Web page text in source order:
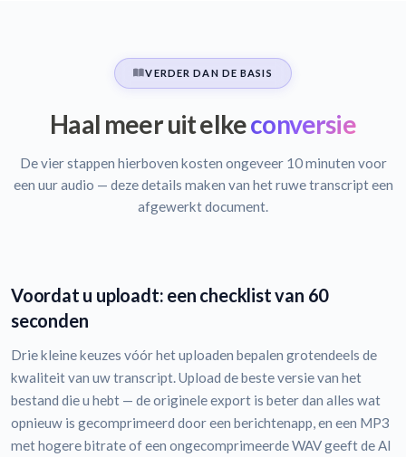
VERDER DAN DE BASIS
Haal meer uit elkeconversie
De vier stappen hierboven kosten ongeveer 10 minuten voor
een uur audio — deze details maken van het ruwe transcript een
afgewerkt document.
Voordat u uploadt: een checklist van 60
seconden
Drie kleine keuzes vóór het uploaden bepalen grotendeels de
kwaliteit van uw transcript. Upload de beste versie van het
bestand die u hebt — de originele export is beter dan alles wat
opnieuw is gecomprimeerd door een berichtenapp, en een MP3
met hogere bitrate of een ongecomprimeerde WAV geeft de AI